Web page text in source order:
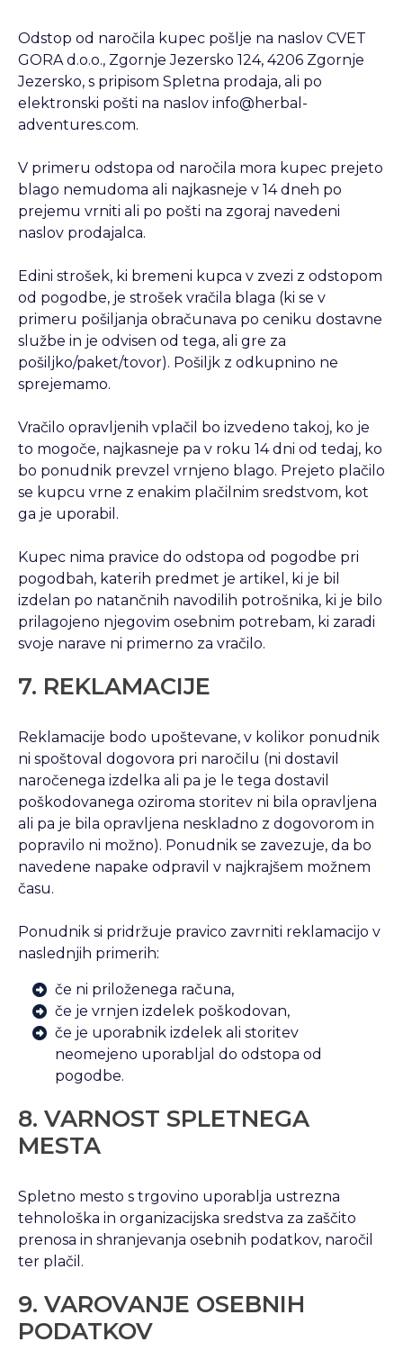
Odstop od naročila kupec pošlje na naslov CVET
GORA d.o.o., Zgornje Jezersko 124, 4206 Zgornje
Jezersko, s pripisom Spletna prodaja, ali po
elektronski pošti na naslov info@herbal-
adventures.com.
V primeru odstopa od naročila mora kupec prejeto
blago nemudoma ali najkasneje v 14 dneh po
prejemu vrniti ali po pošti na zgoraj navedeni
naslov prodajalca.
Edini strošek, ki bremeni kupca v zvezi z odstopom
od pogodbe, je strošek vračila blaga (ki se v
primeru pošiljanja obračunava po ceniku dostavne
službe in je odvisen od tega, ali gre za
pošiljko/paket/tovor). Pošiljk z odkupnino ne
sprejemamo.
Vračilo opravljenih vplačil bo izvedeno takoj, ko je
to mogoče, najkasneje pa v roku 14 dni od tedaj, ko
bo ponudnik prevzel vrnjeno blago. Prejeto plačilo
se kupcu vrne z enakim plačilnim sredstvom, kot
ga je uporabil.
Kupec nima pravice do odstopa od pogodbe pri
pogodbah, katerih predmet je artikel, ki je bil
izdelan po natančnih navodilih potrošnika, ki je bilo
prilagojeno njegovim osebnim potrebam, ki zaradi
svoje narave ni primerno za vračilo.
7. REKLAMACIJE
Reklamacije bodo upoštevane, v kolikor ponudnik
ni spoštoval dogovora pri naročilu (ni dostavil
naročenega izdelka ali pa je le tega dostavil
poškodovanega oziroma storitev ni bila opravljena
ali pa je bila opravljena neskladno z dogovorom in
popravilo ni možno). Ponudnik se zavezuje, da bo
navedene napake odpravil v najkrajšem možnem
času.
Ponudnik si pridržuje pravico zavrniti reklamacijo v
naslednjih primerih:
če ni priloženega računa,
če je vrnjen izdelek poškodovan,
če je uporabnik izdelek ali storitev
neomejeno uporabljal do odstopa od
pogodbe.
8. VARNOST SPLETNEGA
MESTA
Spletno mesto s trgovino uporablja ustrezna
tehnološka in organizacijska sredstva za zaščito
prenosa in shranjevanja osebnih podatkov, naročil
ter plačil.
9. VAROVANJE OSEBNIH
PODATKOV